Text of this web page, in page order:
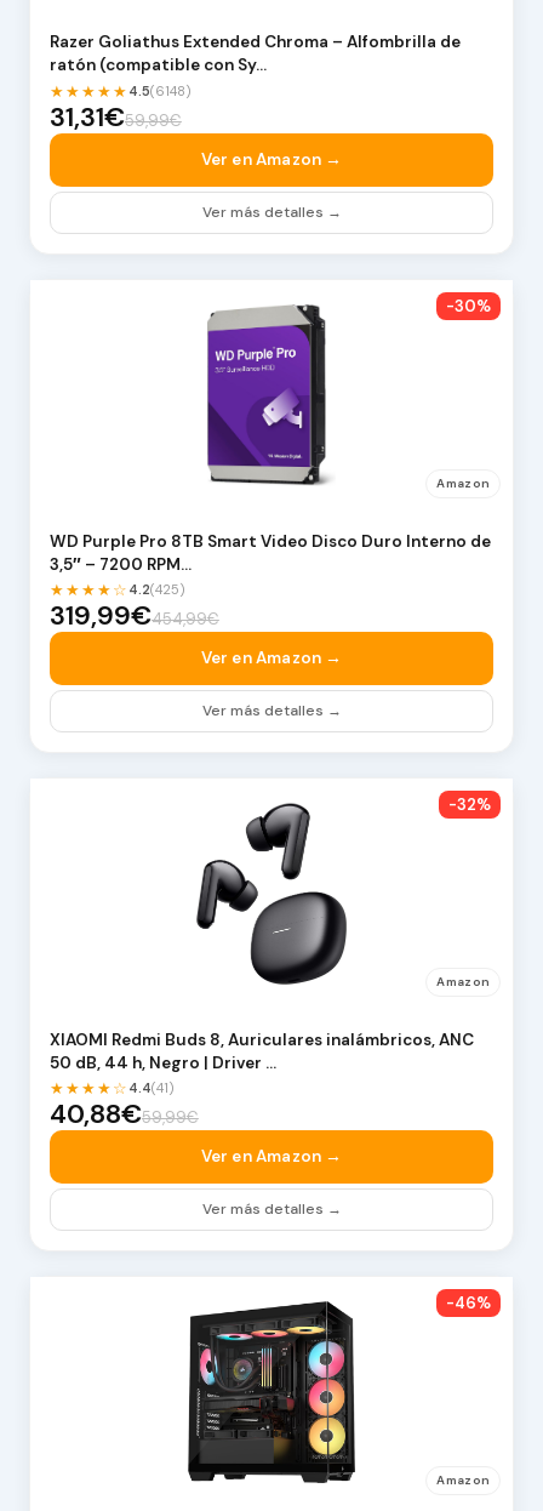
Razer Goliathus Extended Chroma – Alfombrilla de
ratón (compatible con Sy…
★★★★★ 4.5(6148)
31,31€59,99€
Ver en Amazon →
Ver más detalles →
-30%
Amazon
WD Purple Pro 8TB Smart Video Disco Duro Interno de
3,5″ – 7200 RPM…
★★★★☆ 4.2(425)
319,99€454,99€
Ver en Amazon →
Ver más detalles →
-32%
Amazon
XIAOMI Redmi Buds 8, Auriculares inalámbricos, ANC
50 dB, 44 h, Negro | Driver …
★★★★☆ 4.4(41)
40,88€59,99€
Ver en Amazon →
Ver más detalles →
-46%
Amazon